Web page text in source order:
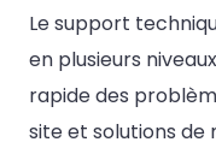
Le support
en plusieurs
rapide des
site et solutions